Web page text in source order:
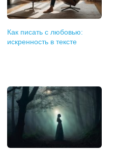
Как писать с любовью:
искренность в тексте